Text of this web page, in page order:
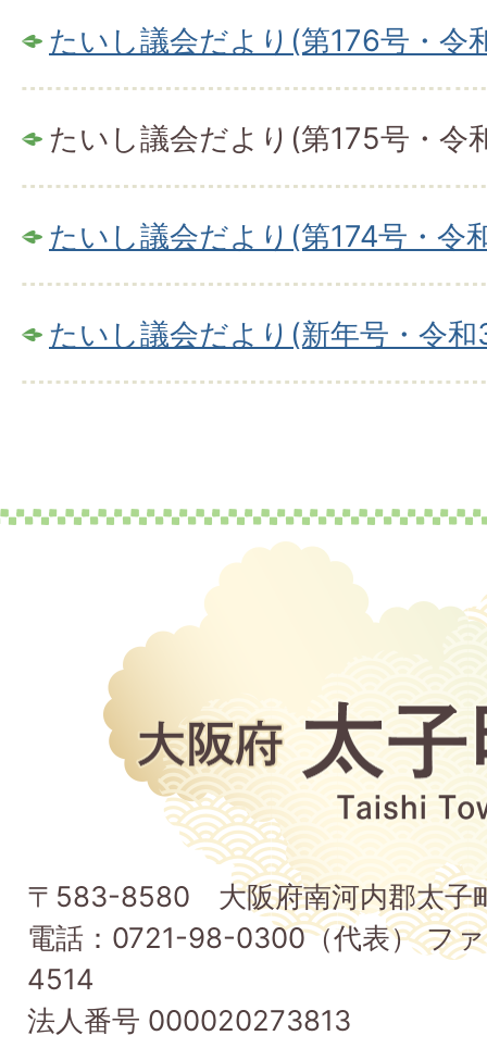
たいし議会だより(第176号・令
たいし議会だより(第175号・令
たいし議会だより(第174号・令
たいし議会だより(新年号・令和
町
Taishi
Town
〒583-8580 大阪府南河内郡太子
電話：0721-98-0300（代表） フ
4514
法人番号 000020273813